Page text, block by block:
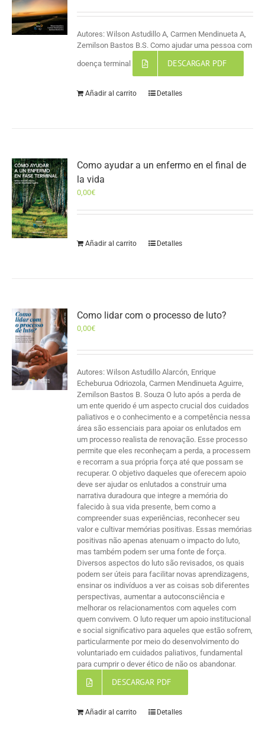
Autores: Wilson Astudillo A, Carmen Mendinueta A,
Zemilson Bastos B.S. Como ajudar uma pessoa com
doença terminal DESCARGAR PDF
Añadir al carrito Detalles
Como ayudar a un enfermo en el final de
la vida
0,00€
Añadir al carrito Detalles
Como lidar com o processo de luto?
0,00€
Autores: Wilson Astudillo Alarcón, Enrique
Echeburua Odriozola, Carmen Mendinueta Aguirre,
Zemilson Bastos B. Souza O luto após a perda de
um ente querido é um aspecto crucial dos cuidados
paliativos e o conhecimento e a competência nessa
área são essenciais para apoiar os enlutados em
um processo realista de renovação. Esse processo
permite que eles reconheçam a perda, a processem
e recorram a sua própria força até que possam se
recuperar. O objetivo daqueles que oferecem apoio
deve ser ajudar os enlutados a construir uma
narrativa duradoura que integre a memória do
falecido à sua vida presente, bem como a
compreender suas experiências, reconhecer seu
valor e cultivar memórias positivas. Essas memórias
positivas não apenas atenuam o impacto do luto,
mas também podem ser uma fonte de força.
Diversos aspectos do luto são revisados, os quais
podem ser úteis para facilitar novas aprendizagens,
ensinar os indivíduos a ver as coisas sob diferentes
perspectivas, aumentar a autoconsciência e
melhorar os relacionamentos com aqueles com
quem convivem. O luto requer um apoio institucional
e social significativo para aqueles que estão sofrem,
particularmente por meio do desenvolvimento do
voluntariado em cuidados paliativos, fundamental
para cumprir o dever ético de não os abandonar.
DESCARGAR PDF
Añadir al carrito Detalles